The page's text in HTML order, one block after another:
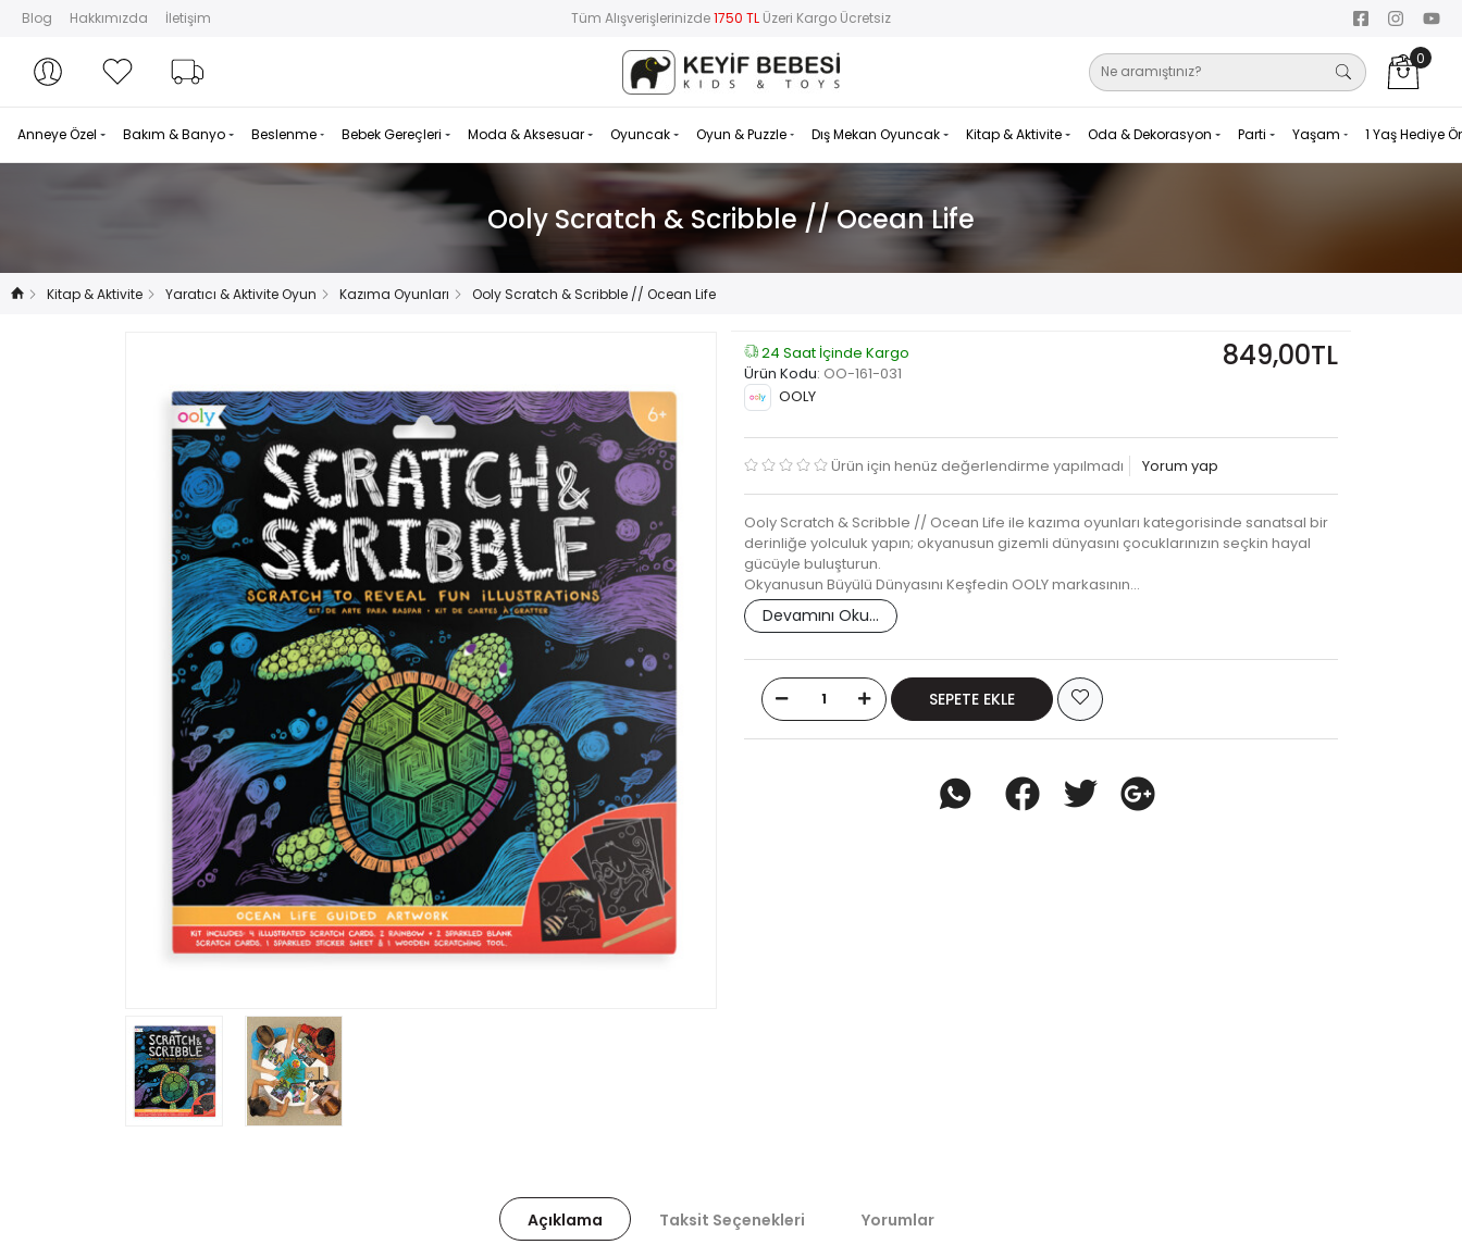
Blog Hakkımızda İletişim Tüm Alışverişlerinizde1750 TL Üzeri Kargo Ücretsiz
Hesabım
Hesabım Favorilerim 0
Anneye Özel Bakım & Banyo Beslenme Bebek Gereçleri Moda & Aksesuar Oyuncak Oyun & Puzzle Dış Mekan Oyuncak Kitap & Aktivite Oda & Dekorasyon Parti Yaşam 1 Yaş Hediye
Ooly Scratch & Scribble // Ocean Life
Kitap & Aktivite Yaratıcı & Aktivite Oyun Kazıma Oyunları Ooly Scratch & Scribble // Ocean Life
24 Saat İçinde Kargo
Ürün Kodu: OO-161-031
OOLY
849,00TL
Ürün için henüz değerlendirme yapılmadı Yorum yap
Ooly Scratch & Scribble // Ocean Life ile kazıma oyunları kategorisinde sanatsal bir
derinliğe yolculuk yapın; okyanusun gizemli dünyasını çocuklarınızın seçkin hayal
gücüyle buluşturun.
Okyanusun Büyülü Dünyasını Keşfedin OOLY markasının…
Devamını Oku...
SEPETE EKLE
Açıklama Taksit Seçenekleri Yorumlar